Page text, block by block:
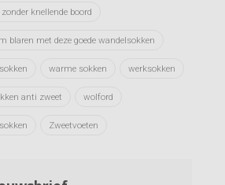
knellende boord
blaren met deze goede wandelsokken
warme sokken werksokken
anti zweet wolford
Zweetvoeten